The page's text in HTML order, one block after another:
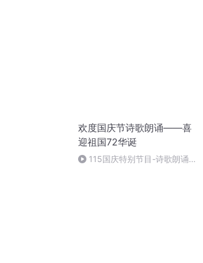
欢度国庆节诗歌朗诵——喜
迎祖国72华诞
115国庆特别节目-诗歌朗诵-